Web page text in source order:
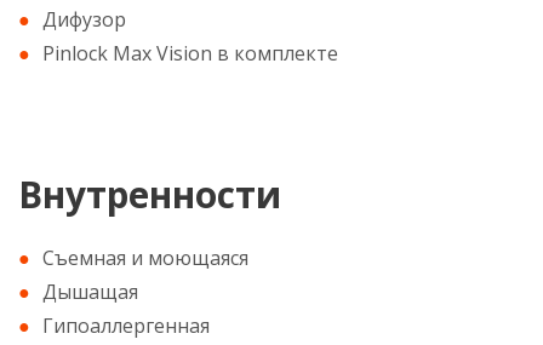
Дифузор
Pinlock Max Vision в комплекте
Внутренности
Съемная и моющаяся
Дышащая
Гипоаллергенная